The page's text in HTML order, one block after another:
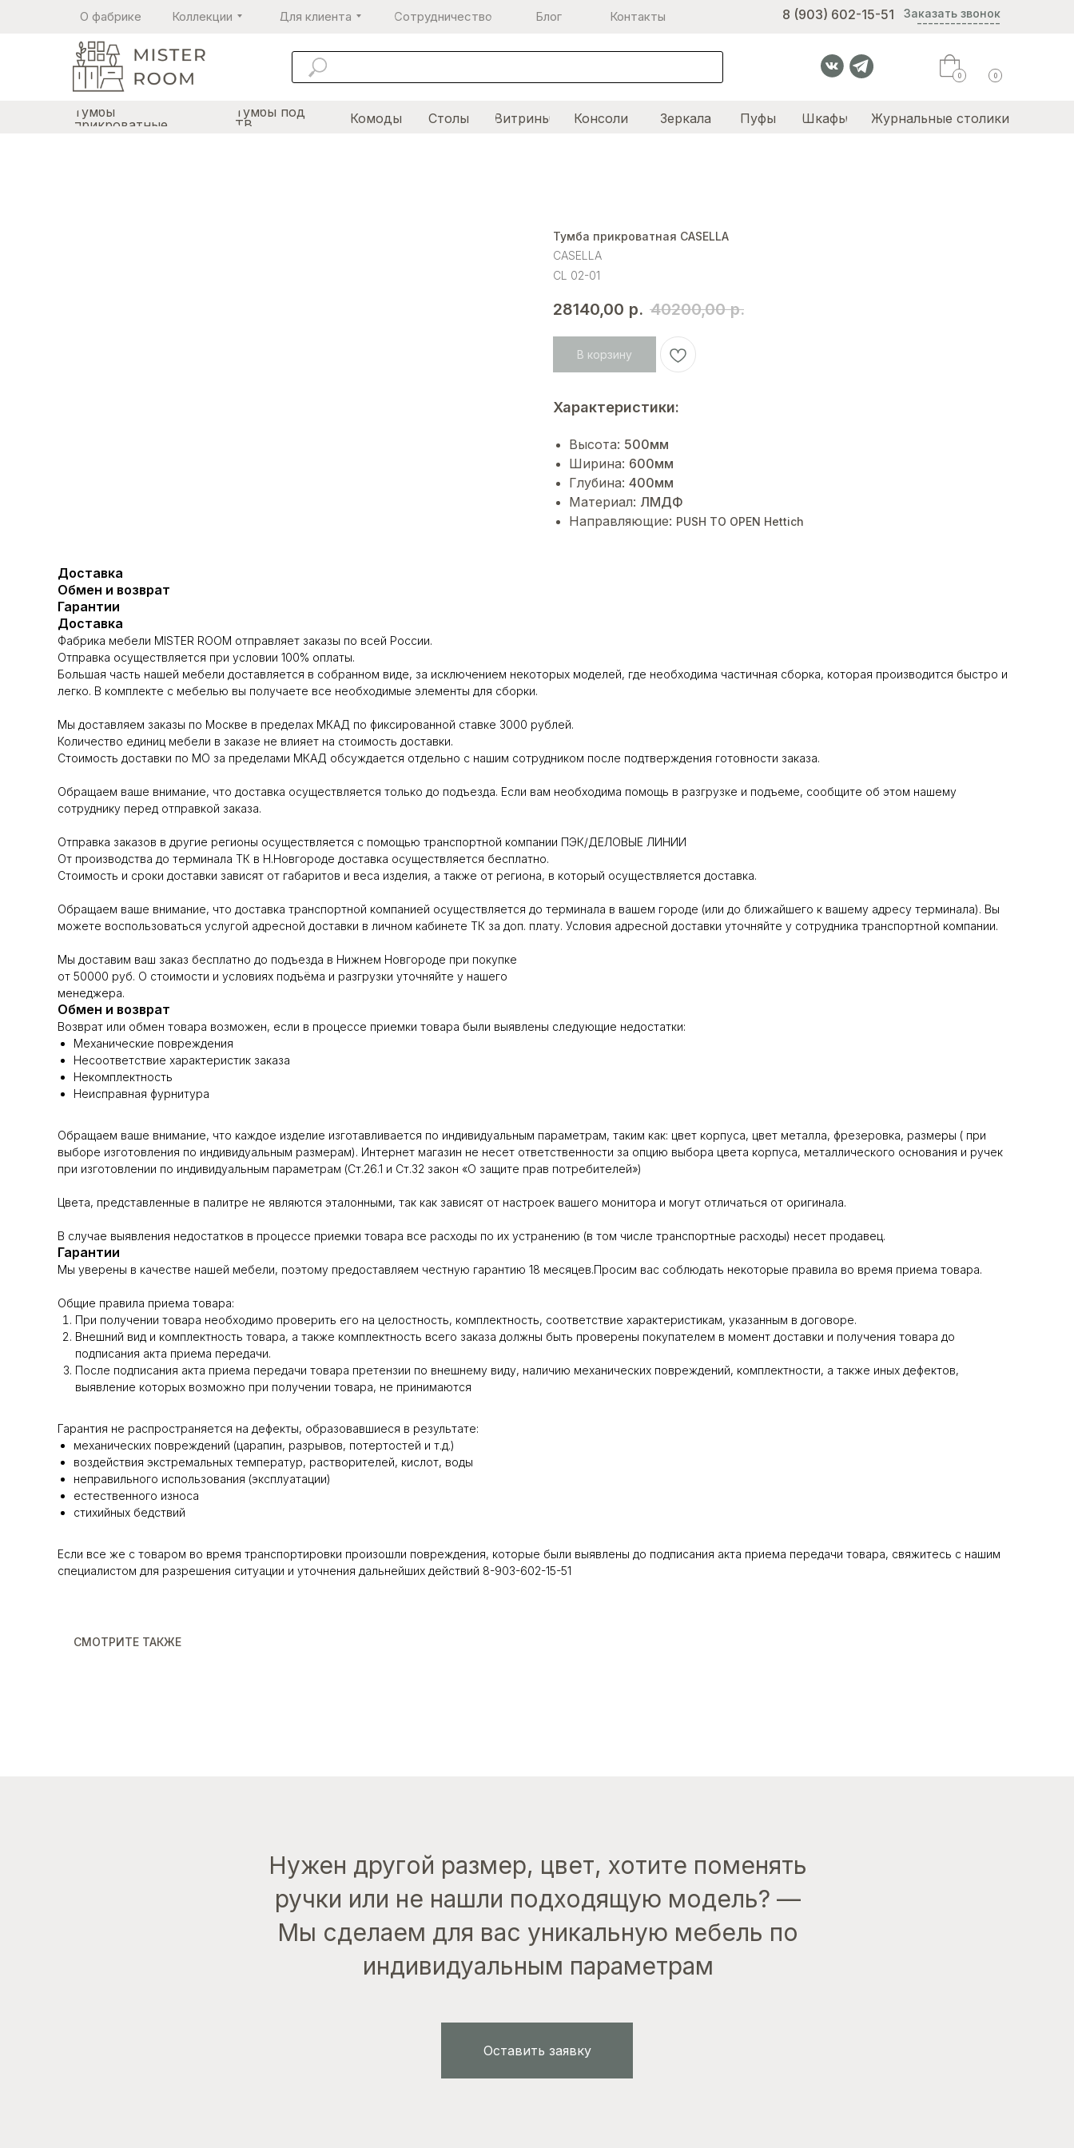
8 (903) 602-15-51 Заказать звонок
---------------
О фабрике Коллекции Для клиента Сотрудничество Контакты
Блог
Тумбы
прикроватные
Тумбы под
ТВ
Комоды Столы Витрины Консоли Зеркала Пуфы Журнальные столики
Шкафы
0 0
Тумба прикроватная CASELLA
CASELLA
CL 02-01
28140,00 р. 40200,00 р.
В корзину
Характеристики:
Высота: 500мм
Ширина: 600мм
Глубина: 400мм
Материал: ЛМДФ
Направляющие: PUSH TO OPEN Hettich
Доставка
Обмен и возврат
Гарантии
Доставка
Фабрика мебели MISTER ROOM отправляет заказы по всей России.
Отправка осуществляется при условии 100% оплаты.
Большая часть нашей мебели доставляется в собранном виде, за исключением некоторых моделей, где необходима частичная сборка, которая производится быстро и
легко. В комплекте с мебелью вы получаете все необходимые элементы для сборки.
Мы доставляем заказы по Москве в пределах МКАД по фиксированной ставке 3000 рублей.
Количество единиц мебели в заказе не влияет на стоимость доставки.
Стоимость доставки по МО за пределами МКАД обсуждается отдельно с нашим сотрудником после подтверждения готовности заказа.
Обращаем ваше внимание, что доставка осуществляется только до подъезда. Если вам необходима помощь в разгрузке и подъеме, сообщите об этом нашему
сотруднику перед отправкой заказа.
Отправка заказов в другие регионы осуществляется с помощью транспортной компании ПЭК/ДЕЛОВЫЕ ЛИНИИ
От производства до терминала ТК в Н.Новгороде доставка осуществляется бесплатно.
Стоимость и сроки доставки зависят от габаритов и веса изделия, а также от региона, в который осуществляется доставка.
Обращаем ваше внимание, что доставка транспортной компанией осуществляется до терминала в вашем городе (или до ближайшего к вашему адресу терминала). Вы
можете воспользоваться услугой адресной доставки в личном кабинете ТК за доп. плату. Условия адресной доставки уточняйте у сотрудника транспортной компании.
Мы доставим ваш заказ бесплатно до подъезда в Нижнем Новгороде при покупке
от 50000 руб. О стоимости и условиях подъёма и разгрузки уточняйте у нашего
менеджера.
Обмен и возврат
Возврат или обмен товара возможен, если в процессе приемки товара были выявлены следующие недостатки:
Механические повреждения
Несоответствие характеристик заказа
Некомплектность
Неисправная фурнитура
Обращаем ваше внимание, что каждое изделие изготавливается по индивидуальным параметрам, таким как: цвет корпуса, цвет металла, фрезеровка, размеры ( при
выборе изготовления по индивидуальным размерам). Интернет магазин не несет ответственности за опцию выбора цвета корпуса, металлического основания и ручек
при изготовлении по индивидуальным параметрам (Ст.26.1 и Ст.32 закон «О защите прав потребителей»)
Цвета, представленные в палитре не являются эталонными, так как зависят от настроек вашего монитора и могут отличаться от оригинала.
В случае выявления недостатков в процессе приемки товара все расходы по их устранению (в том числе транспортные расходы) несет продавец.
Гарантии
Мы уверены в качестве нашей мебели, поэтому предоставляем честную гарантию 18 месяцев.Просим вас соблюдать некоторые правила во время приема товара.
Общие правила приема товара:
При получении товара необходимо проверить его на целостность, комплектность, соответствие характеристикам, указанным в договоре.
Внешний вид и комплектность товара, а также комплектность всего заказа должны быть проверены покупателем в момент доставки и получения товара до
подписания акта приема передачи.
После подписания акта приема передачи товара претензии по внешнему виду, наличию механических повреждений, комплектности, а также иных дефектов,
выявление которых возможно при получении товара, не принимаются
Гарантия не распространяется на дефекты, образовавшиеся в результате:
механических повреждений (царапин, разрывов, потертостей и т.д.)
воздействия экстремальных температур, растворителей, кислот, воды
неправильного использования (эксплуатации)
естественного износа
стихийных бедствий
Если все же с товаром во время транспортировки произошли повреждения, которые были выявлены до подписания акта приема передачи товара, свяжитесь с нашим
специалистом для разрешения ситуации и уточнения дальнейших действий 8-903-602-15-51
СМОТРИТЕ ТАКЖЕ
Нужен другой размер, цвет, хотите поменять
ручки или не нашли подходящую модель? —
Мы сделаем для вас уникальную мебель по
индивидуальным параметрам
Оставить заявку